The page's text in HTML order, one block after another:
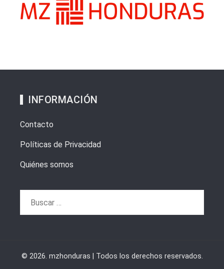
INFORMACIÓN
Contacto
Políticas de Privacidad
Quiénes somos
© 2026. mzhonduras | Todos los derechos reservados.